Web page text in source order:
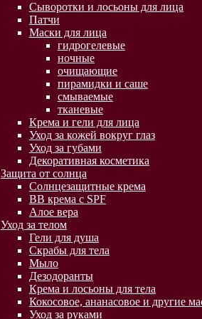
Сыворотки и лосьоны для лица
Патчи
Маски для лица
гидрогелевые
ночные
очищающие
пирамидки и саше
смываемые
тканевые
Крема и гели для лица
Уход за кожей вокруг глаз
Уход за губами
Декоративная косметика
Защита от солнца
Солнцезащитные крема
BB крема с SPF
Алое вера
Уход за телом
Гели для душа
Скрабы для тела
Мыло
Дезодоранты
Крема и лосьоны для тела
Кокосовое, ананасовое и другие
Уход за руками